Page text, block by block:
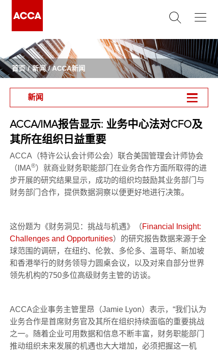
首页 新闻 ACCA新闻
新闻
ACCA/IMA报告显示: 业务中心法对CFO及
其所在组织日益重要
ACCA（特许公认会计师公会）联合美国管理会计师协会
（IMA®）就商业财务职能部门在业务合作方面所取得的进
步开展的研究结果显示，成功的组织均鼓励其业务部门与
财务部门合作，提供数据洞察以便更好地进行决策。
这份题为《财务洞见：挑战与机遇》（Financial Insight:
Challenges and Opportunities）的研究报告数据来源于全
球范围的调研，在纽约、伦敦、多伦多、温哥华、新加坡
和香港举行的财务领导力圆桌会议，以及对来自部分世界
领先机构的750多位高级财务主管的访谈。
ACCA企业事务主管里昂（Jamie Lyon）表示，“我们认为
业务合作是首席财务官及其所在组织持续面临的重要挑战
之一。随着企业可用数据和信息不断丰富，财务职能部门
推动组织未来发展的机遇也大大增加， 必须把握这一机